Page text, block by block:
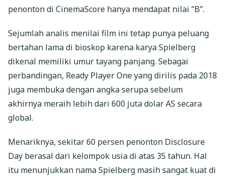
penonton di CinemaScore hanya mendapat nilai “B”.
Sejumlah analis menilai film ini tetap punya peluang
bertahan lama di bioskop karena karya Spielberg
dikenal memiliki umur tayang panjang. Sebagai
perbandingan, Ready Player One yang dirilis pada 2018
juga membuka dengan angka serupa sebelum
akhirnya meraih lebih dari 600 juta dolar AS secara
global.
Menariknya, sekitar 60 persen penonton Disclosure
Day berasal dari kelompok usia di atas 35 tahun. Hal
itu menunjukkan nama Spielberg masih sangat kuat di